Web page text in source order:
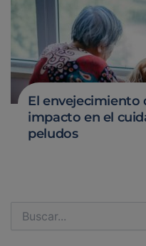
El envejecimiento
impacto en el
peludos
por: